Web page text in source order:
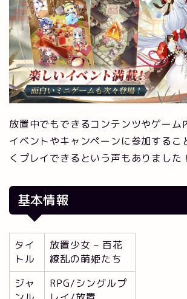
放置中でもできるコンテンツやゲーム
イベントやキャンペーンに参加するこ
くプレイできるという声もありました！
基本情報
タイ
トル
放置少女 – 百花
繚乱の萌姫たち
ジャ
RPG/シングルプ